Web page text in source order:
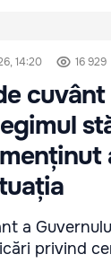
14:20 16 929
cuvânt
a
privind